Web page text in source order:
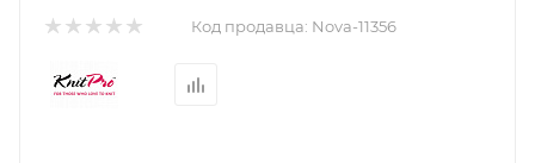
Код продавца: Nova-11356